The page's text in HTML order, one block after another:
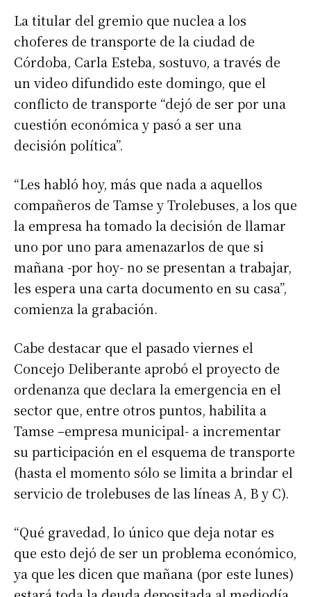
La titular del gremio que nuclea a los
choferes de transporte de la ciudad de
Córdoba, Carla Esteba, sostuvo, a través de
un video difundido este domingo, que el
conflicto de transporte “dejó de ser por una
cuestión económica y pasó a ser una
decisión política”.
“Les habló hoy, más que nada a aquellos
compañeros de Tamse y Trolebuses, a los que
la empresa ha tomado la decisión de llamar
uno por uno para amenazarlos de que si
mañana -por hoy- no se presentan a trabajar,
les espera una carta documento en su casa”,
comienza la grabación.
Cabe destacar que el pasado viernes el
Concejo Deliberante aprobó el proyecto de
ordenanza que declara la emergencia en el
sector que, entre otros puntos, habilita a
Tamse –empresa municipal- a incrementar
su participación en el esquema de transporte
(hasta el momento sólo se limita a brindar el
servicio de trolebuses de las líneas A, B y C).
“Qué gravedad, lo único que deja notar es
que esto dejó de ser un problema económico,
ya que les dicen que mañana (por este lunes)